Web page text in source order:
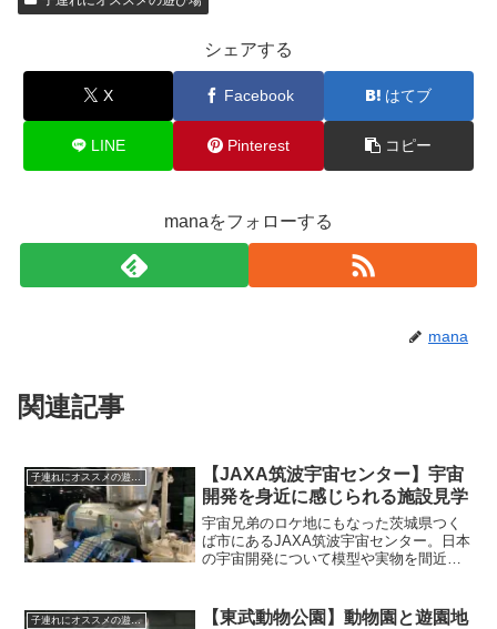
シェアする
X Facebook はてブ
LINE Pinterest コピー
manaをフォローする
mana
関連記事
【JAXA筑波宇宙センター】宇宙
開発を身近に感じられる施設見学
宇宙兄弟のロケ地にもなった茨城県つく
ば市にあるJAXA筑波宇宙センター。日本
の宇宙開発について模型や実物を間近に
在は完全予約制となっています。
子連れにオススメの遊び場
【東武動物公園】動物園と遊園地